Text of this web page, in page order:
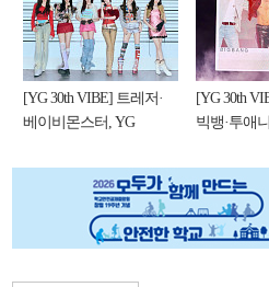
[YG 30th VIBE] 트레저·
베이비몬스터, YG
[YG 30th
빅뱅·투애